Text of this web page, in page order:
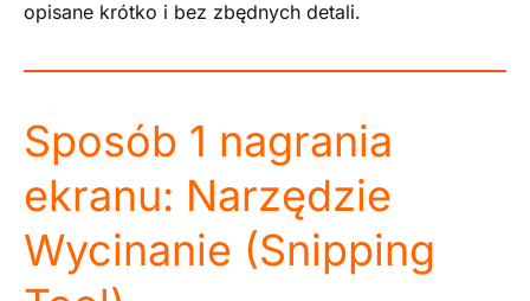
opisane krótko i bez zbędnych detali.
Sposób 1 nagrania
ekranu: Narzędzie
Wycinanie (Snipping